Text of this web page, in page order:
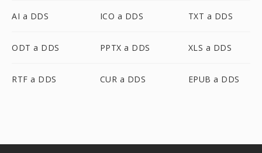
AI a DDS ICO a DDS TXT a DDS
ODT a DDS PPTX a DDS XLS a DDS
RTF a DDS CUR a DDS EPUB a DDS